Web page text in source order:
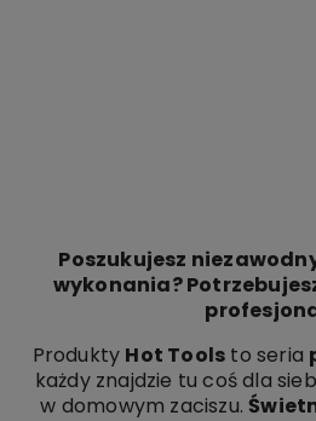
Poszukujesz
wykonania?
Produkty Hot Tools to seria
każdy znajdzie tu coś dla
w domowym zaciszu.